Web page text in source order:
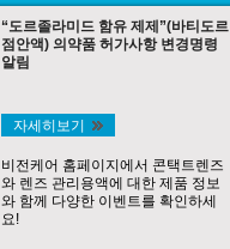
“도르졸라미드 함유 제제”(바티도르
점안액) 의약품 허가사항 변경명령
알림
자세히보기
비전케어 홈페이지에서 콘택트렌즈
와 렌즈 관리용액에 대한 제품 정보
와 함께 다양한 이벤트를 확인하세
요!